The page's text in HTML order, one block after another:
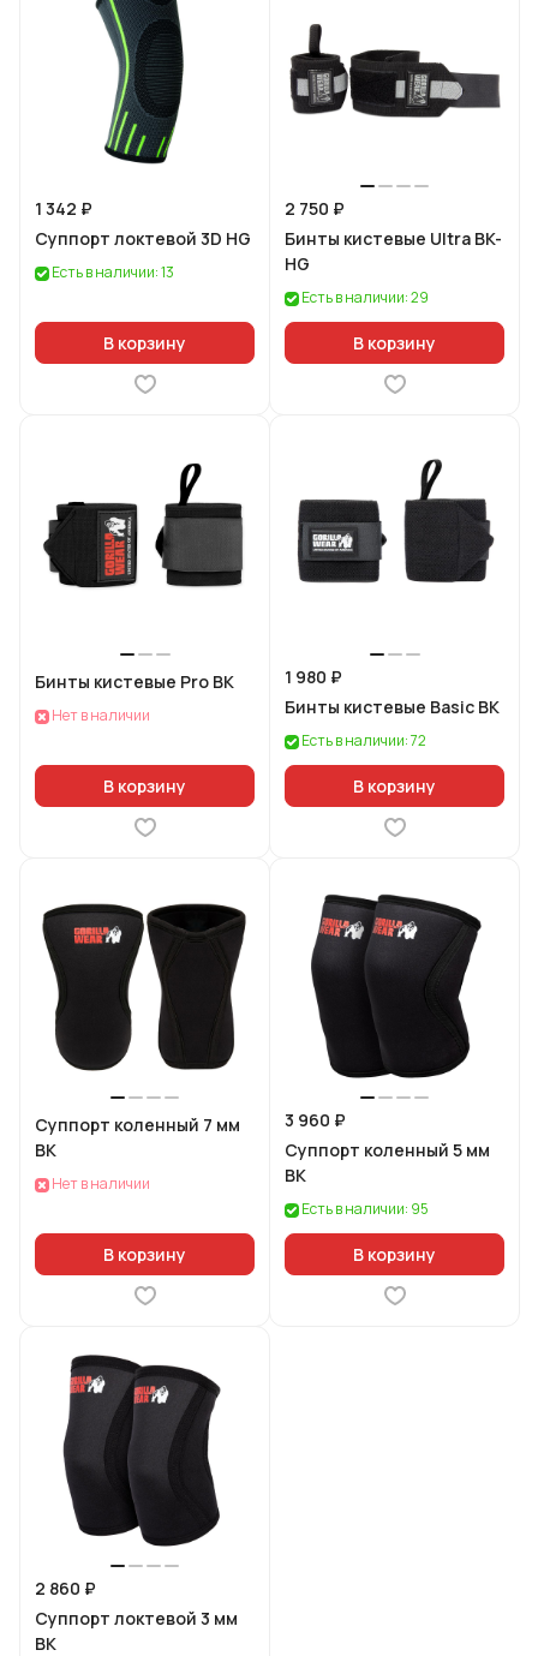
1 342 ₽
Суппорт локтевой 3D HG
Есть в наличии: 13
В корзину
2 750 ₽
Бинты кистевые Ultra BK-
HG
Есть в наличии: 29
В корзину
Бинты кистевые Pro BK
Нет в наличии
В корзину
1 980 ₽
Бинты кистевые Basic BK
Есть в наличии: 72
В корзину
Суппорт коленный 7 мм
BK
Нет в наличии
В корзину
3 960 ₽
Суппорт коленный 5 мм
BK
Есть в наличии: 95
В корзину
2 860 ₽
Суппорт локтевой 3 мм
BK